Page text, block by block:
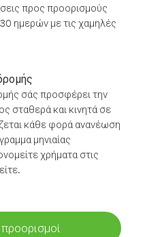
προς προορισμούς
ημερών με τις χαμηλές
σάς προσφέρει την
σταθερά και κινητά σε
κάθε φορά ανανέωση
μηνιαίας
χρήματα στις